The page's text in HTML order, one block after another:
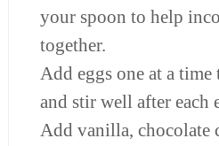
your spoon to help
together.
Add eggs one at a
and stir well after each
Add vanilla, chocolate